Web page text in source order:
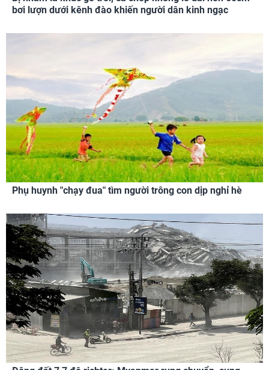
bơi lượn dưới kênh đào khiến người dân kinh ngạc
Phụ huynh "chạy đua" tìm người trông con dịp nghỉ hè